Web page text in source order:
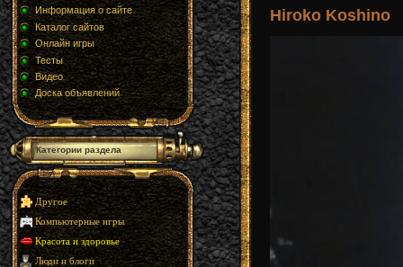
Информация о сайте
Каталог сайтов
Онлайн игры
Тесты
Видео
Доска объявлений
Категории раздела
Другое
Компьютерные игры
Красота и здоровье
Люди и блоги
Hiroko Koshino